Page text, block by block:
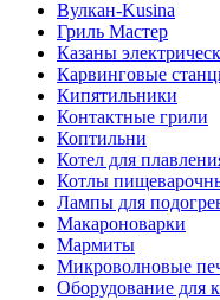
Вулкан-Kusina
Гриль Мастер
Казаны
Карвинговые
Кипятильники
Контактные грили
Коптильни
Котел для
Котлы
Лампы для
Макароноварки
Мармиты
Микроволновые
Оборудование для